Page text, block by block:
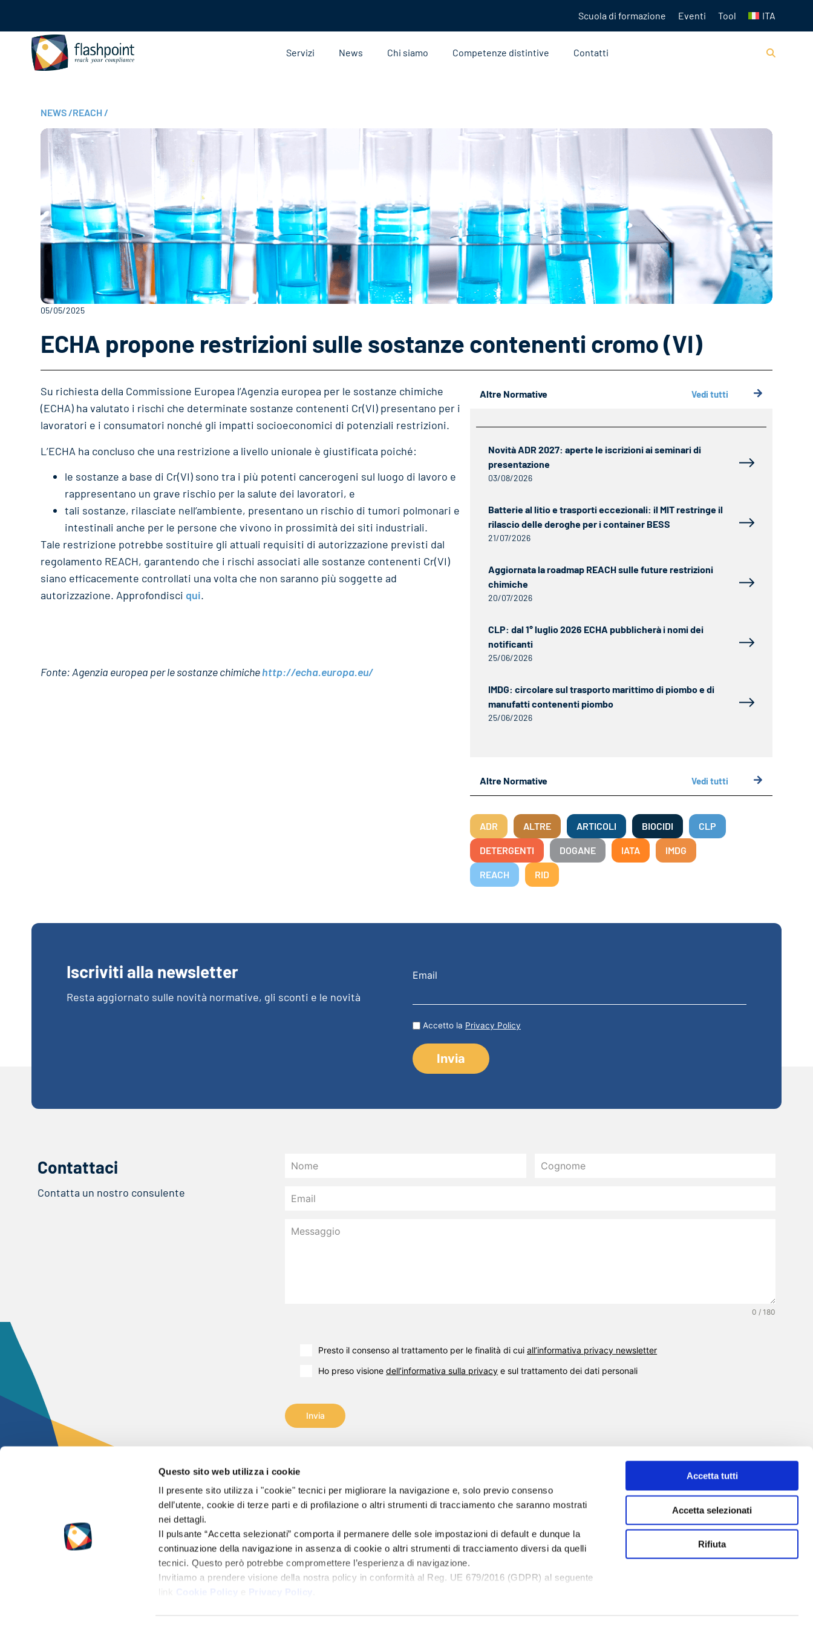
Questo sito web utilizza i cookie
Il presente sito utilizza i "cookie" tecnici per migliorare la navigazione e, solo previo consenso
dell’utente, cookie di terze parti e di profilazione o altri strumenti di tracciamento che saranno mostrati
nei dettagli.
Il pulsante “Accetta selezionati” comporta il permanere delle sole impostazioni di default e dunque la
continuazione della navigazione in assenza di cookie o altri strumenti di tracciamento diversi da quelli
tecnici. Questo però potrebbe compromettere l’esperienza di navigazione.
Invitiamo a prendere visione della nostra policy in conformità al Reg. UE 679/2016 (GDPR) al seguente
Accetta tutti
Accetta selezionati
Rifiuta
Scuola di formazione Eventi Tool ITA
Servizi News Chi siamo Competenze distintive Contatti
NEWS /REACH /
05/05/2025
ECHA propone restrizioni sulle sostanze contenenti cromo (VI)
Su richiesta della Commissione Europea l’Agenzia europea per le sostanze chimiche
(ECHA) ha valutato i rischi che determinate sostanze contenenti Cr(VI) presentano per i
lavoratori e i consumatori nonché gli impatti socioeconomici di potenziali restrizioni.
L’ECHA ha concluso che una restrizione a livello unionale è giustificata poiché:
le sostanze a base di Cr(VI) sono tra i più potenti cancerogeni sul luogo di lavoro e
rappresentano un grave rischio per la salute dei lavoratori, e
tali sostanze, rilasciate nell’ambiente, presentano un rischio di tumori polmonari e
intestinali anche per le persone che vivono in prossimità dei siti industriali.
Tale restrizione potrebbe sostituire gli attuali requisiti di autorizzazione previsti dal
regolamento REACH, garantendo che i rischi associati alle sostanze contenenti Cr(VI)
siano efficacemente controllati una volta che non saranno più soggette ad
autorizzazione. Approfondisci qui.
Fonte: Agenzia europea per le sostanze chimichehttp://echa.europa.eu/
Altre Normative Vedi tutti
Novità ADR 2027: aperte le iscrizioni ai seminari di
presentazione
03/08/2026
Batterie al litio e trasporti eccezionali: il MIT restringe il
rilascio delle deroghe per i container BESS
21/07/2026
Aggiornata la roadmap REACH sulle future restrizioni
chimiche
20/07/2026
CLP: dal 1° luglio 2026 ECHA pubblicherà i nomi dei
notificanti
25/06/2026
IMDG: circolare sul trasporto marittimo di piombo e di
manufatti contenenti piombo
25/06/2026
Altre Normative Vedi tutti
ADR ALTRE ARTICOLI BIOCIDI CLP
DETERGENTI DOGANE IATA IMDG
REACH RID
Iscriviti alla newsletter
Resta aggiornato sulle novità normative, gli sconti e le novità
Email
Accetto la Privacy Policy
Contattaci
Contatta un nostro consulente
0 / 180
Presto il consenso al trattamento per le finalità di cuiall’informativa privacy newsletter
Ho preso visionedell’informativa sulla privacy e sul trattamento dei dati personali
Invia
2024 – © Flashpoint s.r.l.
Tutti i diritti sono riservati.
Partita IVA 01479600502
Cap.soc. 50.000 € i.v.
Reg. Impr. di Pisa 7606 –
Email:
info@flashpointsrl.com
Pec:info2@flashpointpec.eu
Sedi: Pisa – Milano – Venezia
Sede legale: Via Norvegia, 56 – 56021 Cascina (PI)
SCUOLA DI FORMAZIONE
TOOL
SERVIZI
NEWS
CHI SIAMO
CONTATTI